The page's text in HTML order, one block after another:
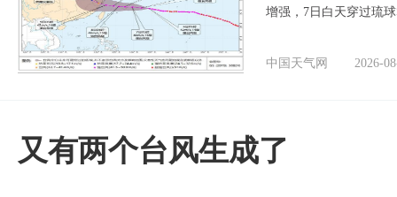
增强，7日白天穿过琉
中国天气网 2026-
又有两个台风生成了